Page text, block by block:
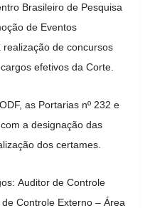
Brasileiro de Pesquisa
de Eventos
de concursos
efetivos da Corte.
as Portarias nº 232 e
a designação das
dos certames.
Auditor de Controle
Controle Externo – Área